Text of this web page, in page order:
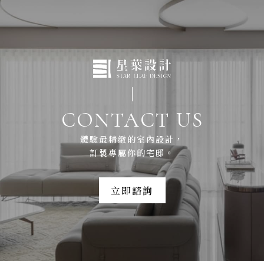
CONTACT US
體驗最精緻的室內設計，
訂製專屬你的宅邸。
立即諮詢